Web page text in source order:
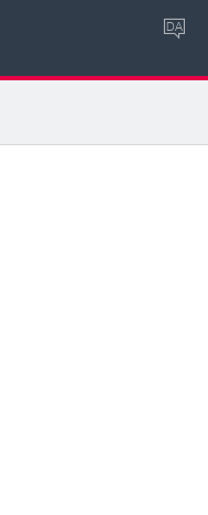
DA